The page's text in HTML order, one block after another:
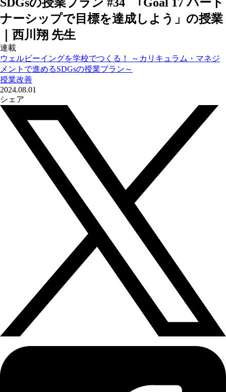
ナーシップで目標を達成しよう」の授業
｜西川翔 先生
連載
ウェルビーイングを学校でつくる！ ～カリキュラム・マネジ
メントで進めるSDGsの授業プラン～
授業改善
2024.08.01
シェア